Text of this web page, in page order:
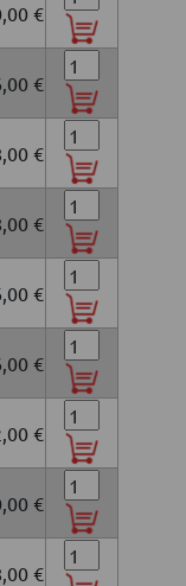
€
€
€
€
€
€
€
€
€